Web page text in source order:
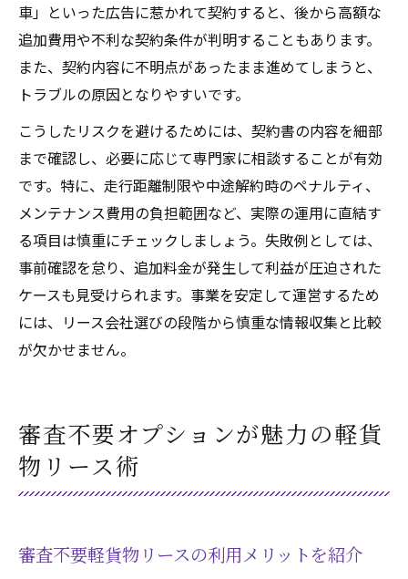
車」といった広告に惹かれて契約すると、後から高額な
追加費用や不利な契約条件が判明することもあります。
また、契約内容に不明点があったまま進めてしまうと、
トラブルの原因となりやすいです。
こうしたリスクを避けるためには、契約書の内容を細部
まで確認し、必要に応じて専門家に相談することが有効
です。特に、走行距離制限や中途解約時のペナルティ、
メンテナンス費用の負担範囲など、実際の運用に直結す
る項目は慎重にチェックしましょう。失敗例としては、
事前確認を怠り、追加料金が発生して利益が圧迫された
ケースも見受けられます。事業を安定して運営するため
には、リース会社選びの段階から慎重な情報収集と比較
が欠かせません。
審査不要オプションが魅力の軽貨
物リース術
審査不要軽貨物リースの利用メリットを紹介